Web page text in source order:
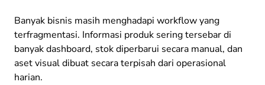
Banyak bisnis masih menghadapi workflow yang
terfragmentasi. Informasi produk sering tersebar di
banyak dashboard, stok diperbarui secara manual, dan
aset visual dibuat secara terpisah dari operasional
harian.